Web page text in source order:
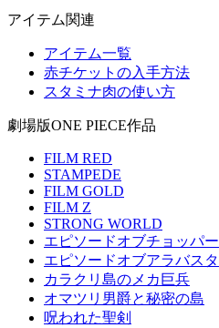
アイテム関連
アイテム一覧
赤チケットの入手方法
スタミナ肉の使い方
劇場版ONE PIECE作品
FILM RED
STAMPEDE
FILM GOLD
FILM Z
STRONG WORLD
エピソードオブチョッパー
エピソードオブアラバスタ
カラクリ島のメカ巨兵
オマツリ男爵と秘密の島
呪われた聖剣